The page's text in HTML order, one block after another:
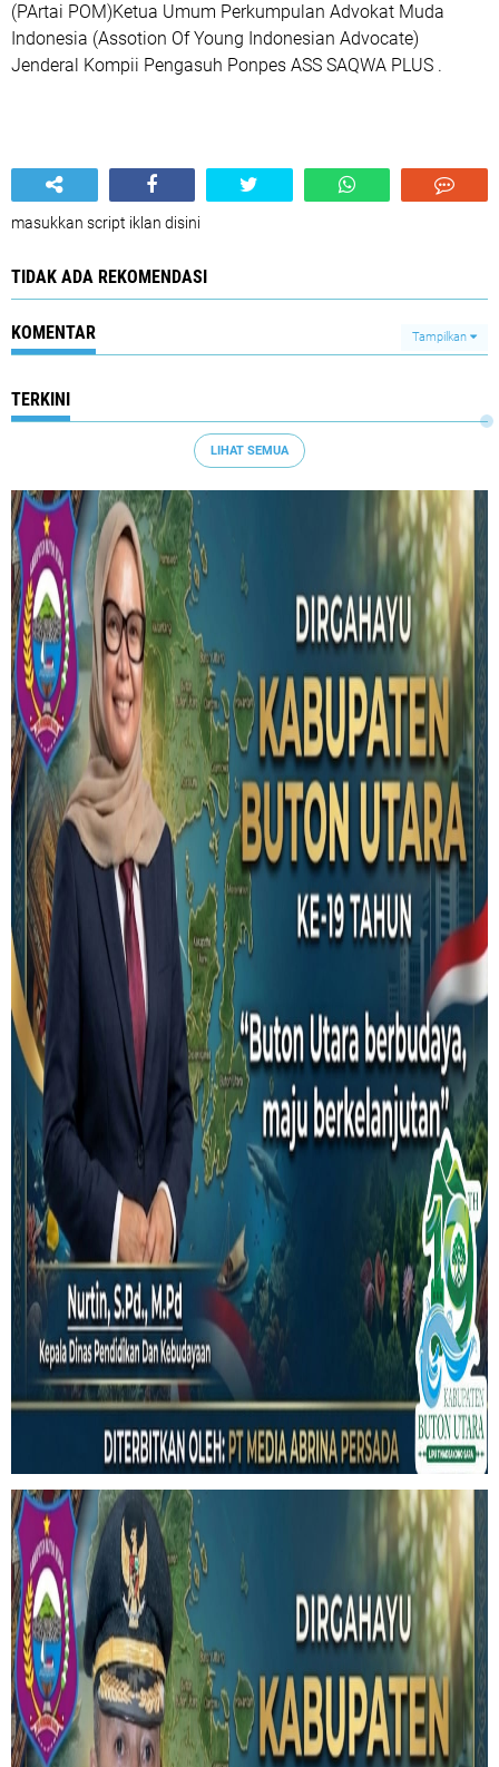
(PArtai POM)Ketua Umum Perkumpulan Advokat Muda
Indonesia (Assotion Of Young Indonesian Advocate)
Jenderal Kompii Pengasuh Ponpes ASS SAQWA PLUS .
masukkan script iklan disini
TIDAK ADA REKOMENDASI
KOMENTAR Tampilkan
TERKINI
LIHAT SEMUA